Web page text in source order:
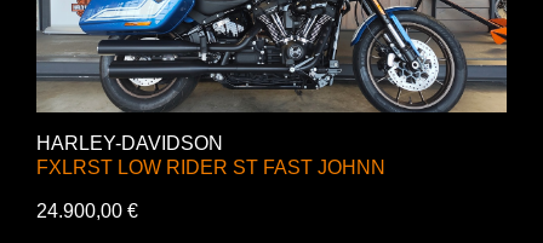
HARLEY-DAVIDSON
FXLRST LOW RIDER ST FAST JOHNN
24.900,00 €